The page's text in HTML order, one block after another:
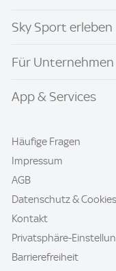
Sky Sport erleben
Für Unternehmen
App & Services
Häufige Fragen
Impressum
AGB
Datenschutz & Cookies
Kontakt
Privatsphäre-
Barrierefreiheit